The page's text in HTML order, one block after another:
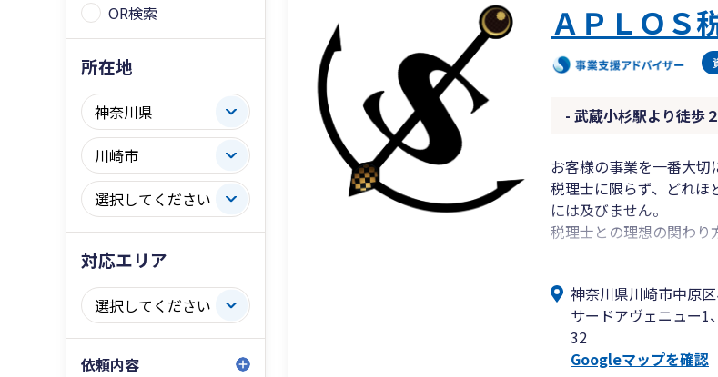
OR検索
所在地
対応エリア
依頼内容
ＡＰＬＯＳ
- 武蔵小杉駅より徒歩
お客様の事業を一番大切
税理士に限らず、どれほ
には及びません。
税理士との理想の関わり
お客様の数だけ、税理
当事務所の方針をお読み
ことを、心よりお待ち
神奈川県川崎市中原
サードアヴェニュー
32
Googleマップを確認